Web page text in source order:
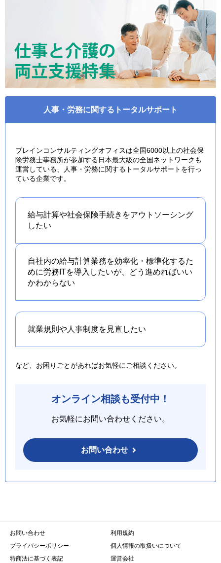
人事・労務に関するトータルサポート
ブレインコンサルティングオフィスは全国6000以上の社会保
険労務士事務所が参加する日本最大級の全国ネットワークも
運営している、人事・労務に関するトータルサポートを行っ
ている企業です。
給与計算や社会保険手続きをアウトソーシング
したい
自社内の給与計算業務を効率化・標準化するた
めに労務ITを導入したいが、どう進めればいい
かわからない
就業規則や人事制度を 見直したい
など、お困りごとがあればお気軽にご相談ください。
オンライン相談も受付中！
お気軽にお問い合わせください。
お問い合わせ
お問い合わせ
利用規約
プライバシーポリシー
個人情報の取扱いについて
特商法に基づく表記
運営会社